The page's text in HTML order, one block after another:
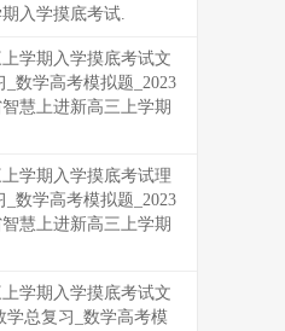
入学摸底考试.
学期入学摸底考试文
数学高考模拟题_2023
慧上进新高三上学期
学期入学摸底考试理
数学高考模拟题_2023
慧上进新高三上学期
学期入学摸底考试文
学总复习_数学高考模